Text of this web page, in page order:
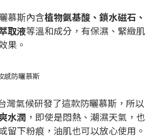
慕斯內含植物氨基酸、鎖水磁石、
取液等溫和成分，有保濕、緊緻肌
果。
灣氣候研發了這款防曬慕斯，所以
水潤 ，即使是悶熱、潮濕天氣，也
留下粉痕，油肌也可以放心使用。